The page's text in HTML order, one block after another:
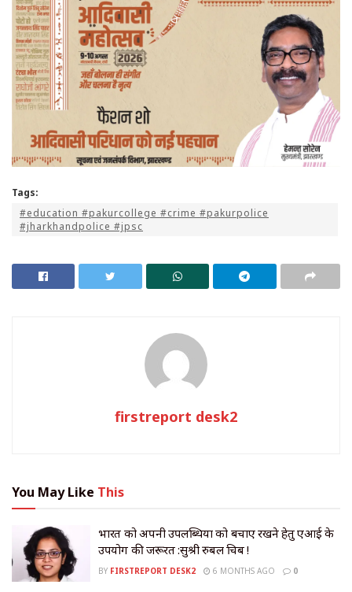
Tags:
#education #pakurcollege #crime #pakurpolice
#jharkhandpolice #jpsc
firstreport desk2
You May Like This
भारत को अपनी उपलब्धियों को बचाए रखने हेतु एआई के
उपयोग की जरूरत :सुश्री रुबल चिब !
BY FIRSTREPORT DESK2 6 MONTHS AGO 0